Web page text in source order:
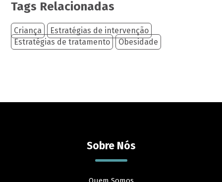
Tags Relacionadas
Criança
Estratégias de intervenção
Estratégias de tratamento
Obesidade
Sobre Nós